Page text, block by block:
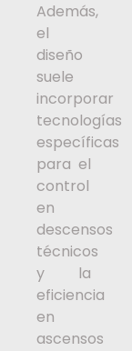
Además,
el
diseño
suele
incorporar
tecnologías
específicas
para el
control
en
descensos
técnicos
y la
eficiencia
en
ascensos